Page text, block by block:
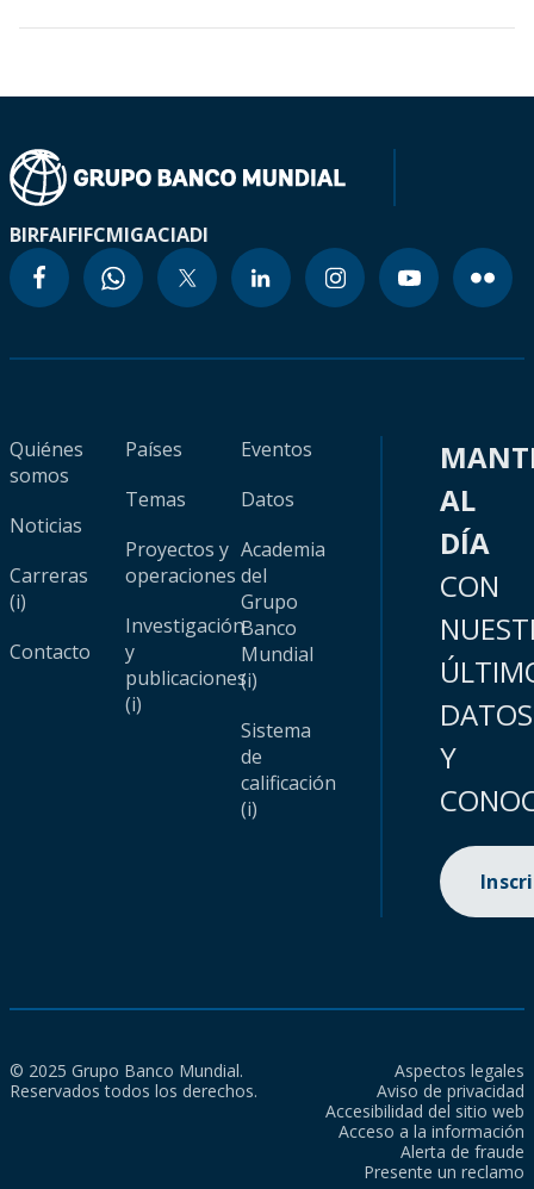
BIRFAIFIFCMIGACIADI
Quiénes
somos
Noticias
Carreras
(i)
Contacto
Países
Temas
Proyectos y
operaciones
Investigación
y
publicaciones
(i)
Eventos
Datos
Academia
del
Grupo
Banco
Mundial
(i)
Sistema
de
calificación
(i)
AL
DÍA
CON
DATOS
Y
© 2025 Grupo Banco Mundial.
Reservados todos los derechos.
Aspectos legales
Aviso de privacidad
Accesibilidad del sitio web
Acceso a la información
Alerta de fraude
Presente un reclamo